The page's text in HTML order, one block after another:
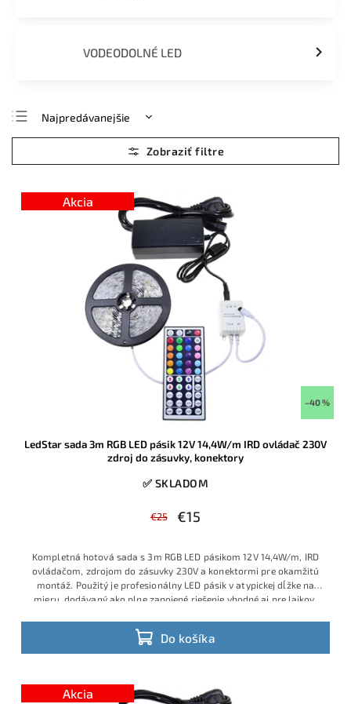
VODEODOLNÉ LED
Najpredávanejšie
Najlacnejšie
Najdrahšie
Abecedne
Akcia
–40 %
LedStar sada 3m RGB LED pásik 12V 14,4W/m IRD ovládač 230V
zdroj do zásuvky, konektory
✅ SKLADOM
€25 €15
Do košíka
Kompletná hotová sada s 3m RGB LED pásikom 12V 14,4W/m, IRD
ovládačom, zdrojom do zásuvky 230V a konektormi pre okamžitú
montáž. Použitý je profesionálny LED pásik v atypickej dĺžke na
mieru, dodávaný ako plne zapojené riešenie vhodné aj pre laikov,
príslušenstva. Ide o obľúbený model s veľmi dobrým pomerom
ceny, výkonu a praktickosti, ktorý je v ponuke v obmedzenom
množstve a patrí medzi vyhľadávané hotové RGB sady.Výhodná
Akcia